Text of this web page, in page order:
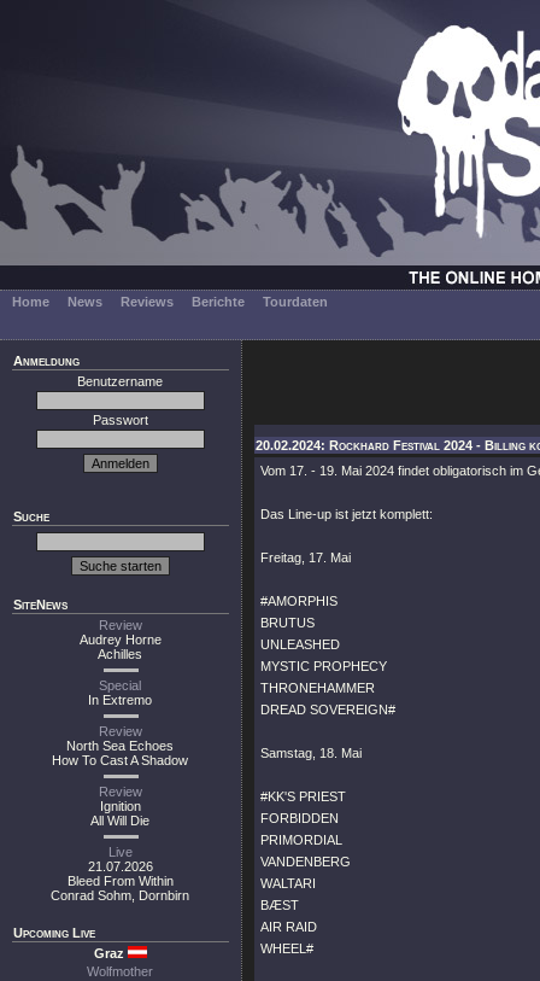
Home News Reviews Berichte Tourdaten
Anmeldung
Benutzername
Passwort
Suche
SiteNews
Review
Audrey Horne
Achilles
Special
In Extremo
Review
North Sea Echoes
How To Cast A Shadow
Review
Ignition
All Will Die
Live
21.07.2026
Bleed From Within
Conrad Sohm, Dornbirn
Upcoming Live
Graz
Wolfmother
20.02.2024: Rockhard Festival 2024 - Billing
Vom 17. - 19. Mai 2024 findet obligatorisch im
Das Line-up ist jetzt komplett:
Freitag, 17. Mai
#AMORPHIS
BRUTUS
UNLEASHED
MYSTIC PROPHECY
THRONEHAMMER
DREAD SOVEREIGN#
Samstag, 18. Mai
#KK'S PRIEST
FORBIDDEN
PRIMORDIAL
VANDENBERG
WALTARI
BÆST
AIR RAID
WHEEL#